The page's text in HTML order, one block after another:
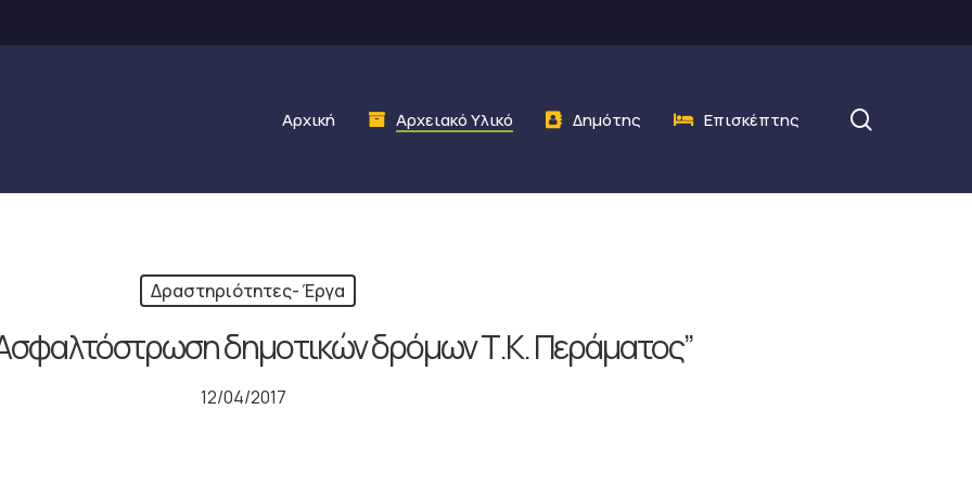
Αρχική Αρχειακό Υλικό Δημότης Επισκέπτης
Δραστηριότητες- Έργα
δημοτικών δρόμων Τ.Κ. Περάματος”
12/04/2017